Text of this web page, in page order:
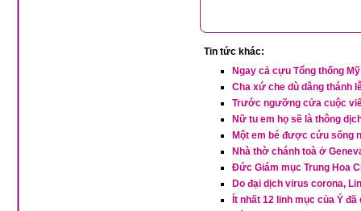
Tin tức khác:
Ngay cả cựu Tổng thống
Cha xứ che dù dâng thánh
Trước ngưỡng cửa cuộc
Nữ tu em họ sẽ là thông
Một em bé được cứu sống
Nhà thờ chánh toà ở
Đức Giám mục Trung Hoa
Do đại dịch virus corona,
Ít nhất 12 linh mục của Ý